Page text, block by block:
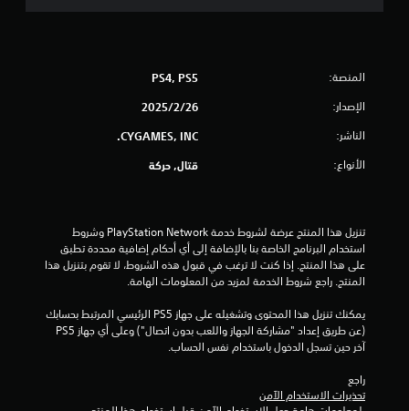
المنصة: PS4, PS5
الإصدار: 26‏/2‏/2025
الناشر: CYGAMES, INC.
الأنواع: قتال, حركة
المنتج. راجع شروط الخدمة لمزيد من المعلومات الهامة.
آخر حين تسجل الدخول باستخدام نفس الحساب.
راجع
تحذيرات الاستخدام الآمن